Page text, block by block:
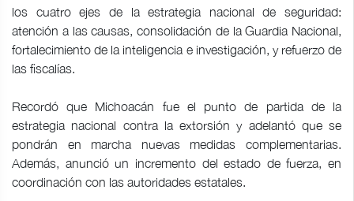
los cuatro ejes de la estrategia nacional de seguridad:
atención a las causas, consolidación de la Guardia Nacional,
fortalecimiento de la inteligencia e investigación, y refuerzo de
las fiscalías.
Recordó que Michoacán fue el punto de partida de la
estrategia nacional contra la extorsión y adelantó que se
pondrán en marcha nuevas medidas complementarias.
Además, anunció un incremento del estado de fuerza, en
coordinación con las autoridades estatales.